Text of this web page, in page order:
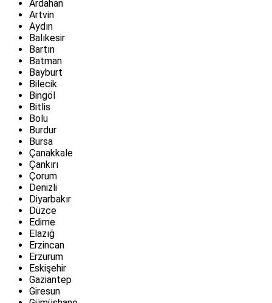
Ardahan
Artvin
Aydın
Balıkesir
Bartın
Batman
Bayburt
Bilecik
Bingöl
Bitlis
Bolu
Burdur
Bursa
Çanakkale
Çankırı
Çorum
Denizli
Diyarbakır
Düzce
Edirne
Elazığ
Erzincan
Erzurum
Eskişehir
Gaziantep
Giresun